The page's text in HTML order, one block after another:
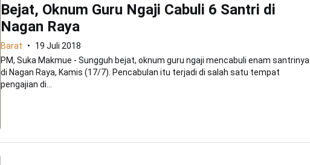
Bejat, Oknum Guru Ngaji Cabuli 6 Santri di
Nagan Raya
Barat
19 Juli 2018
PM, Suka Makmue - Sungguh bejat, oknum guru ngaji mencabuli enam santrinya
di Nagan Raya, Kamis (17/7). Pencabulan itu terjadi di salah satu tempat
pengajian di...